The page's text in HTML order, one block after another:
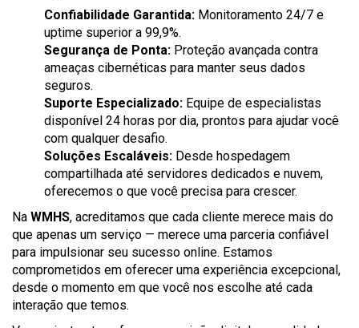
Confiabilidade Garantida: Monitoramento 24/7 e
uptime superior a 99,9%.
Segurança de Ponta: Proteção avançada contra
ameaças cibernéticas para manter seus dados
seguros.
Suporte Especializado: Equipe de especialistas
disponível 24 horas por dia, prontos para ajudar você
com qualquer desafio.
Soluções Escaláveis: Desde hospedagem
compartilhada até servidores dedicados e nuvem,
oferecemos o que você precisa para crescer.
Na WMHS, acreditamos que cada cliente merece mais do
que apenas um serviço — merece uma parceria confiável
para impulsionar seu sucesso online. Estamos
comprometidos em oferecer uma experiência excepcional,
desde o momento em que você nos escolhe até cada
interação que temos.